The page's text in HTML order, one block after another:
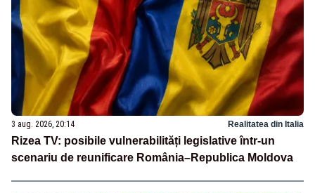
3 aug. 2026, 20:14 Realitatea din Italia
Rizea TV: posibile vulnerabilități legislative într-un
scenariu de reunificare România–Republica Moldova